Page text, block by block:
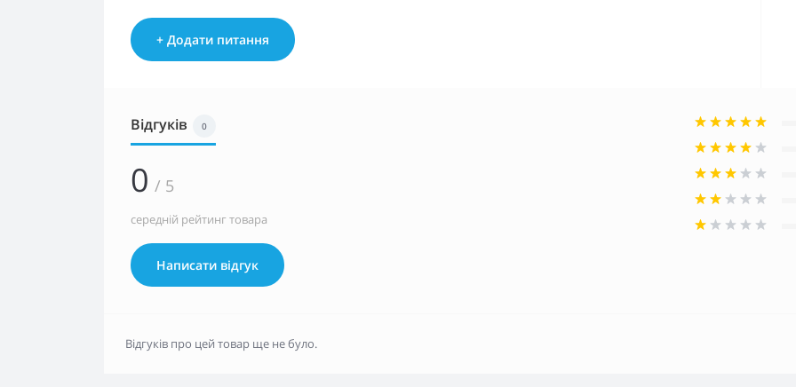
+ Додати питання
Відгуків 0
0 / 5
середній рейтинг товара
Написати відгук
Відгуків про цей товар ще не було.